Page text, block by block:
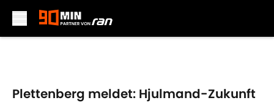
Plettenberg meldet: Hjulmand-Zukunft